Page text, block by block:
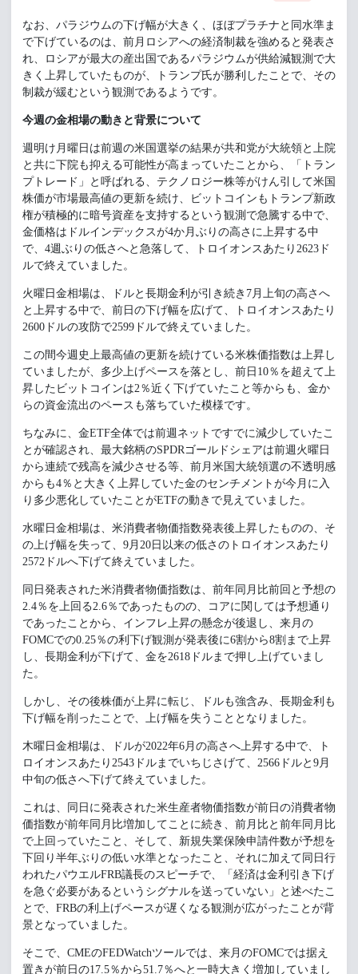
なお、パラジウムの下げ幅が大きく、ほぼプラチナと同水準ま
で下げているのは、前月ロシアへの経済制裁を強めると発表さ
れ、ロシアが最大の産出国であるパラジウムが供給減観測で大
きく上昇していたものが、トランプ氏が勝利したことで、その
制裁が緩むという観測であるようです。
今週の金相場の動きと背景について
週明け月曜日は前週の米国選挙の結果が共和党が大統領と上院
と共に下院も抑える可能性が高まっていたことから、「トラン
プトレード」と呼ばれる、テクノロジー株等がけん引して米国
株価が市場最高値の更新を続け、ビットコインもトランプ新政
権が積極的に暗号資産を支持するという観測で急騰する中で、
金価格はドルインデックスが4か月ぶりの高さに上昇する中
で、4週ぶりの低さへと急落して、トロイオンスあたり2623ド
ルで終えていました。
火曜日金相場は、ドルと長期金利が引き続き7月上旬の高さへ
と上昇する中で、前日の下げ幅を広げて、トロイオンスあたり
2600ドルの攻防で2599ドルで終えていました。
この間今週史上最高値の更新を続けている米株価指数は上昇し
ていましたが、多少上げペースを落とし、前日10％を超えて上
昇したビットコインは2％近く下げていたこと等からも、金か
らの資金流出のペースも落ちていた模様です。
ちなみに、金ETF全体では前週ネットですでに減少していたこ
とが確認され、最大銘柄のSPDRゴールドシェアは前週火曜日
から連続で残高を減少させる等、前月米国大統領選の不透明感
からも4％と大きく上昇していた金のセンチメントが今月に入
り多少悪化していたことがETFの動きで見えていました。
水曜日金相場は、米消費者物価指数発表後上昇したものの、そ
の上げ幅を失って、9月20日以来の低さのトロイオンスあたり
2572ドルへ下げて終えていました。
同日発表された米消費者物価指数は、前年同月比前回と予想の
2.4％を上回る2.6％であったものの、コアに関しては予想通り
であったことから、インフレ上昇の懸念が後退し、来月の
FOMCでの0.25％の利下げ観測が発表後に6割から8割まで上昇
し、長期金利が下げて、金を2618ドルまで押し上げていまし
た。
しかし、その後株価が上昇に転じ、ドルも強含み、長期金利も
下げ幅を削ったことで、上げ幅を失うこととなりました。
木曜日金相場は、ドルが2022年6月の高さへ上昇する中で、ト
ロイオンスあたり2543ドルまでいちじさげて、2566ドルと9月
中旬の低さへ下げて終えていました。
これは、同日に発表された米生産者物価指数が前日の消費者物
価指数が前年同月比増加してことに続き、前月比と前年同月比
で上回っていたこと、そして、新規失業保険申請件数が予想を
下回り半年ぶりの低い水準となったこと、それに加えて同日行
われたパウエルFRB議長のスピーチで、「経済は金利引き下げ
を急ぐ必要があるというシグナルを送っていない」と述べたこ
とで、FRBの利上げペースが遅くなる観測が広がったことが背
景となっていました。
そこで、CMEのFEDWatchツールでは、来月のFOMCでは据え
置きが前日の17.5％から51.7％へと一時大きく増加していまし